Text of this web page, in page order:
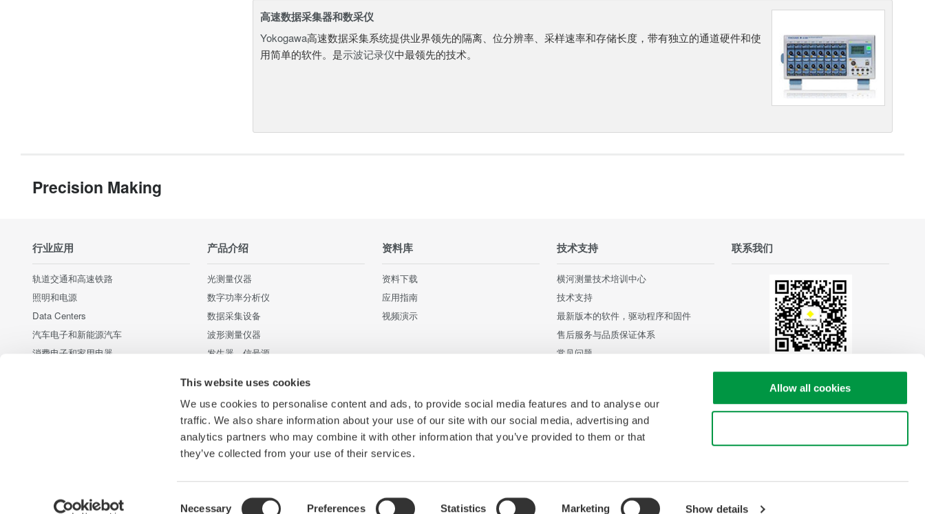
This website uses cookies
We use cookies to personalise content and ads, to provide social media features and to analyse our
traffic. We also share information about your use of our site with our social media, advertising and
analytics partners who may combine it with other information that you’ve provided to them or that
they’ve collected from your use of their services.
Necessary Preferences Statistics Marketing Show details
Allow all cookies
高速数据采集器和数采仪
Yokogawa高速数据采集系统提供业界领先的隔离、位分辨率、采样速率和存储长度，带有独立的通道硬件和使
用简单的软件。是示波记录仪中最领先的技术。
Precision Making
行业应用
轨道交通和高速铁路
照明和电源
Data Centers
汽车电子和新能源汽车
消费电子和家用电器
产品介绍
光测量仪器
数字功率分析仪
数据采集设备
波形测量仪器
发生器、信号源
便携式和手持式仪器
部件及配件
集成测试系统
停产产品
资料库
资料下载
应用指南
视频演示
技术支持
横河测量技术培训中心
技术支持
最新版本的软件，驱动程序和固件
售后服务与品质保证体系
常见问题
联系我们